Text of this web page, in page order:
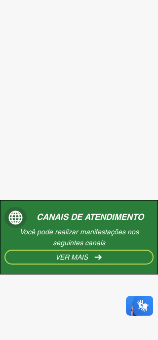
CANAIS DE ATENDIMENTO
Você pode realizar manifestações nos
seguintes canais
VER MAIS